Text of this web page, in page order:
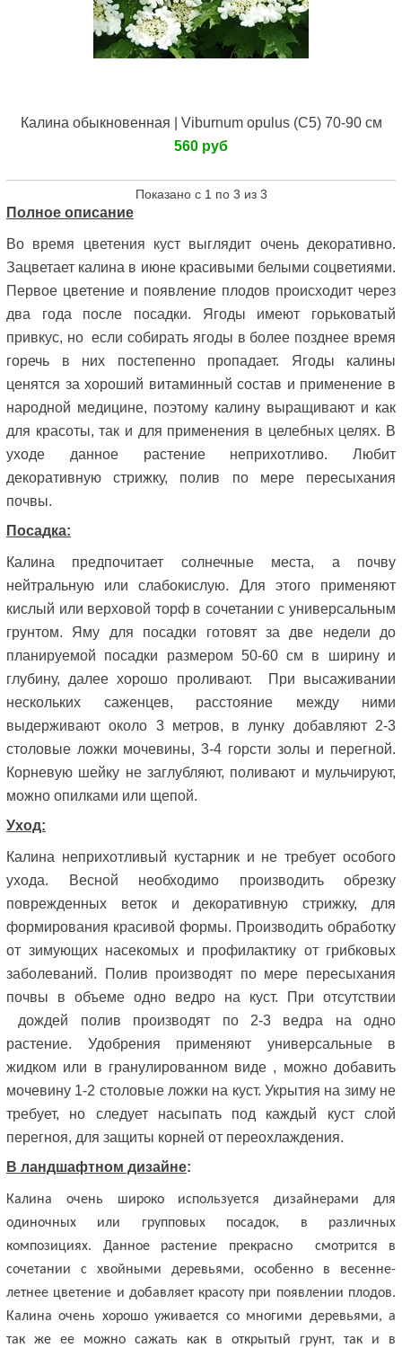
Калина обыкновенная | Viburnum opulus (C5) 70-90 см
560 руб
Показано с 1 по 3 из 3
Полное описание
Во время цветения куст выглядит очень декоративно.
Зацветает калина в июне красивыми белыми соцветиями.
Первое цветение и появление плодов происходит через
два года после посадки. Ягоды имеют горьковатый
привкус, но если собирать ягоды в более позднее время
горечь в них постепенно пропадает. Ягоды калины
ценятся за хороший витаминный состав и применение в
народной медицине, поэтому калину выращивают и как
для красоты, так и для применения в целебных целях. В
уходе данное растение неприхотливо. Любит
декоративную стрижку, полив по мере пересыхания
почвы.
Посадка:
Калина предпочитает солнечные места, а почву
нейтральную или слабокислую. Для этого применяют
кислый или верховой торф в сочетании с универсальным
грунтом. Яму для посадки готовят за две недели до
планируемой посадки размером 50-60 см в ширину и
глубину, далее хорошо проливают.
При высаживании
нескольких саженцев, расстояние между ними
выдерживают около 3 метров, в лунку добавляют 2-3
столовые ложки мочевины, 3-4 горсти золы и перегной.
Корневую шейку не заглубляют, поливают и мульчируют,
можно опилками или щепой.
Уход:
Калина неприхотливый кустарник и не требует особого
ухода. Весной необходимо производить обрезку
поврежденных веток и декоративную стрижку, для
формирования красивой формы. Производить обработку
от зимующих насекомых и профилактику от грибковых
заболеваний. Полив производят по мере пересыхания
почвы в объеме одно ведро на куст. При отсутствии
дождей полив производят по 2-3 ведра на одно
растение. Удобрения применяют универсальные в
жидком или в гранулированном виде , можно добавить
мочевину 1-2 столовые ложки на куст. Укрытия на зиму не
требует, но следует насыпать под каждый куст слой
перегноя, для защиты корней от переохлаждения.
В ландшафтном дизайне:
Калина очень широко используется дизайнерами для
одиночных или групповых посадок, в различных
композициях. Данное растение прекрасно
смотрится в
сочетании с хвойными деревьями, особенно в весенне-
летнее цветение и добавляет красоту при появлении плодов.
Калина очень хорошо уживается со многими деревьями, а
так же ее можно сажать как в открытый грунт, так и в